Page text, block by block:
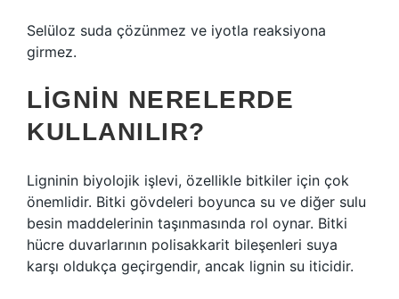
Selüloz suda çözünmez ve iyotla reaksiyona
girmez.
LIGNIN NERELERDE
KULLANILIR?
Ligninin biyolojik işlevi, özellikle bitkiler için çok
önemlidir. Bitki gövdeleri boyunca su ve diğer sulu
besin maddelerinin taşınmasında rol oynar. Bitki
hücre duvarlarının polisakkarit bileşenleri suya
karşı oldukça geçirgendir, ancak lignin su iticidir.